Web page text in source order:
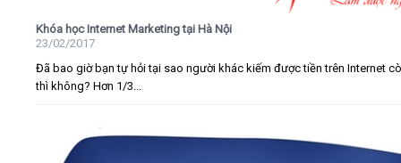
Khóa học Internet Marketing tại Hà Nội
23/02/2017
Đã bao giờ bạn tự hỏi tại sao người khác kiếm được tiền trên Internet
thì không? Hơn 1/3...